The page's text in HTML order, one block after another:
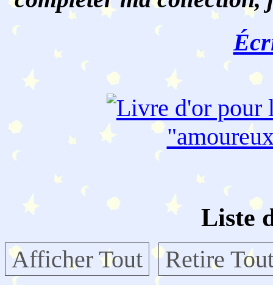
Liste
Afficher Tout
Retire